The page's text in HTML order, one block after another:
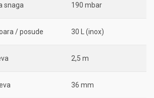
snaga 190 mbar
/ posude 30 L (inox)
2,5 m
36 mm